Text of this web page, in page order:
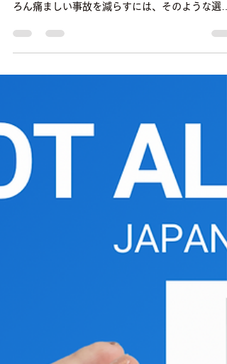
2025年9月30日
読了時間: 2分
「自動車の重大事故は若者と高齢者に多い。」
から高齢者はなるべく早く免許を返納しろ？ も
ろん痛ましい事故を減らすには、そのような選択
肢もあるし、気持ちもわかる。 しかし、物事に
必ずもう一面があり、単純なことではない。...